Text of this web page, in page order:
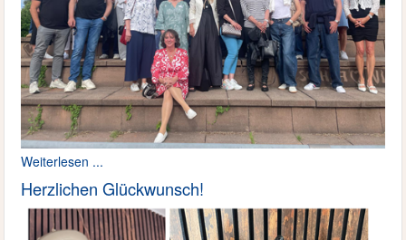
Weiterlesen ...
Herzlichen Glückwunsch!